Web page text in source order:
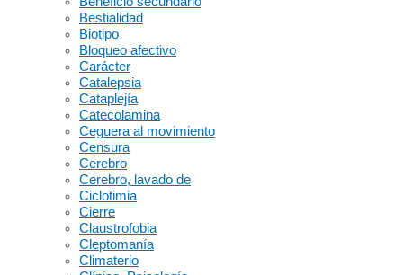
Bestialidad
Biotipo
Bloqueo afectivo
Carácter
Catalepsia
Cataplejía
Catecolamina
Ceguera al movimiento
Censura
Cerebro
Cerebro, lavado de
Ciclotimia
Cierre
Claustrofobia
Cleptomanía
Climaterio